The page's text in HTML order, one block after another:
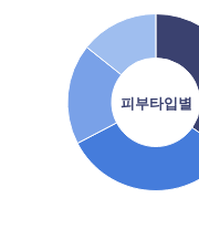
피부타입별